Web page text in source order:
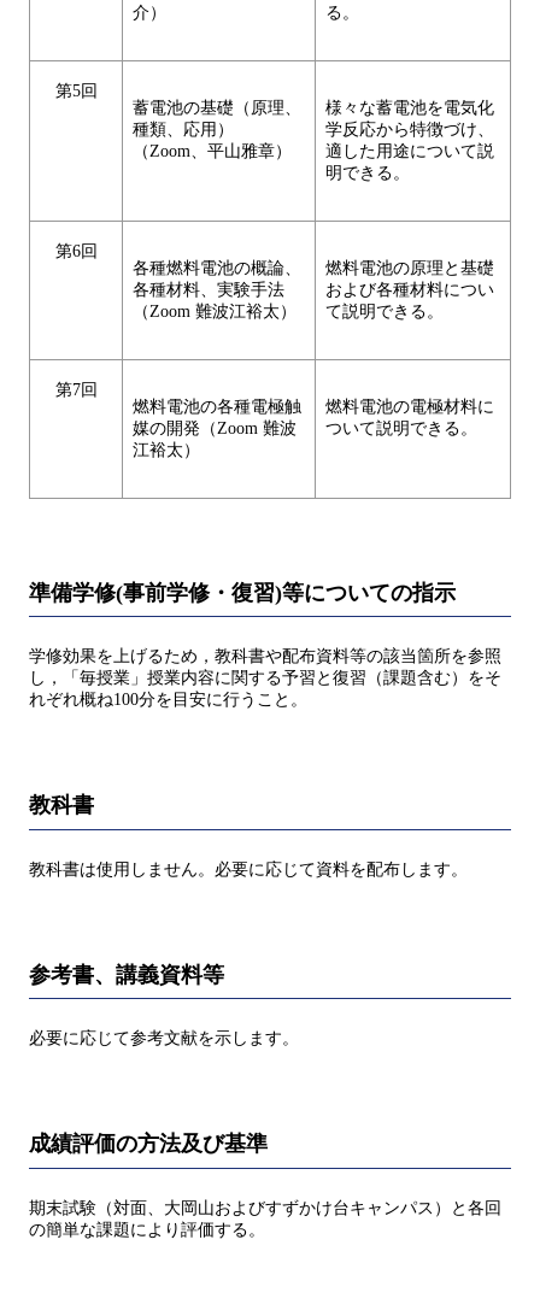
介） る。
第5回
蓄電池の基礎（原理、
種類、応用）
（Zoom、平山雅章）
様々な蓄電池を電気化
学反応から特徴づけ、
適した用途について説
明できる。
第6回
各種燃料電池の概論、
各種材料、実験手法
（Zoom 難波江裕太）
燃料電池の原理と基礎
および各種材料につい
て説明できる。
第7回
燃料電池の各種電極触
媒の開発（Zoom 難波
江裕太）
燃料電池の電極材料に
ついて説明できる。
準備学修(事前学修・復習)等についての指示
学修効果を上げるため，教科書や配布資料等の該当箇所を参照
し，「毎授業」授業内容に関する予習と復習（課題含む）をそ
れぞれ概ね100分を目安に行うこと。
教科書
教科書は使用しません。必要に応じて資料を配布します。
参考書、講義資料等
必要に応じて参考文献を示します。
成績評価の方法及び基準
期末試験（対面、大岡山およびすずかけ台キャンパス）と各回
の簡単な課題により評価する。